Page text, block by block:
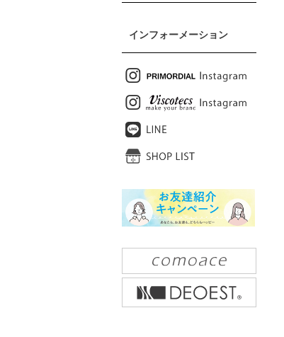
インフォーメーション